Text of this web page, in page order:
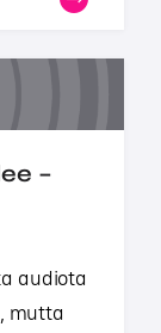
–
audiota
mutta